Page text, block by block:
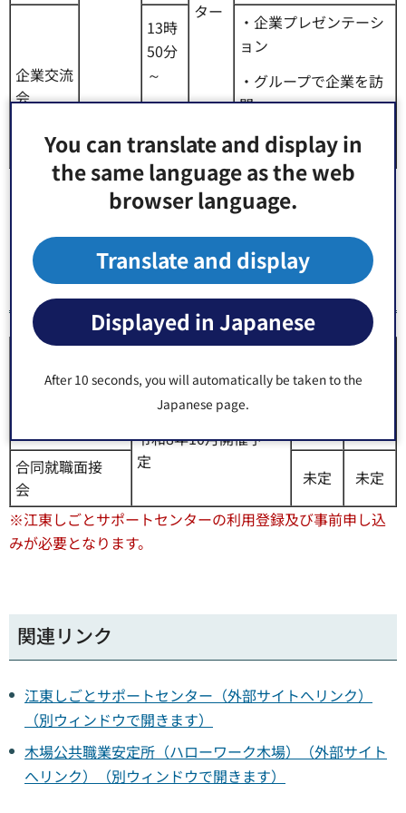
You can translate and display in
the same language as the web
browser language.
Translate and display
Displayed in Japanese
After 10 seconds, you will automatically be taken to the
Japanese page.
ター
企業交流
会
13時
50分
～
16時
・企業プレゼンテーシ
ョン
・グループで企業を訪
問
（参加企業：3社）
※江東しごとサポートセンターの利用登録及び事前申し込
みが必要となります。
3.就職支援プログラム（年1回開催）
場
令和8年10月開催予
定
合同就職面接
会
未定
未定
※江東しごとサポートセンターの利用登録及び事前申し込
みが必要となります。
関連リンク
江東しごとサポートセンター（外部サイトへリンク）
（別ウィンドウで開きます）
木場公共職業安定所（ハローワーク木場）（外部サイト
へリンク）（別ウィンドウで開きます）